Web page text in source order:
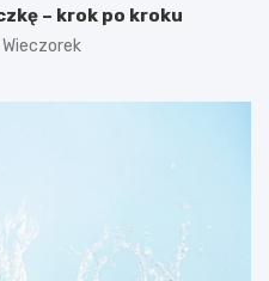
– krok po kroku